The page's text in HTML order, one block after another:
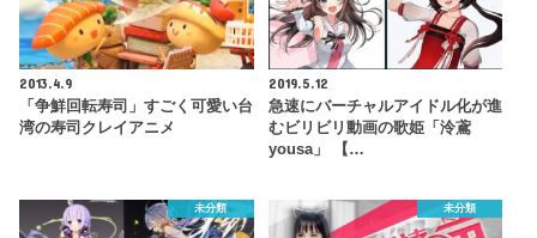
2013.4.9
「争鮮回転寿司」すごく可愛い台
湾の寿司クレイアニメ
2019.5.12
急速にバーチャルアイドル化が進
むビリビリ動画の歌姫「泠鳶
yousa」 【…
未分類 未分類